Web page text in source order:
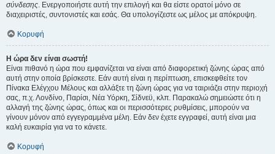
σύνδεσης. Ενεργοποιήστε αυτή την επιλογή και θα είστε ορατοί μόνο σε
διαχειριστές, συντονιστές και εσάς. Θα υπολογίζεστε ως μέλος με απόκρυψη.
Κορυφή
Η ώρα δεν είναι σωστή!
Είναι πιθανό η ώρα που εμφανίζεται να είναι από διαφορετική ζώνης ώρας από
αυτή στην οποία βρίσκεστε. Εάν αυτή είναι η περίπτωση, επισκεφθείτε τον
Πίνακα Ελέγχου Μέλους και αλλάξτε τη ζώνη ώρας για να ταιριάζει στην περιοχή
σας, π.χ. Λονδίνο, Παρίσι, Νέα Υόρκη, Σίδνεϋ, κλπ. Παρακαλώ σημειώστε ότι η
αλλαγή της ζώνης ώρας, όπως και οι περισσότερες ρυθμίσεις, μπορούν να
γίνουν μόνον από εγγεγραμμένα μέλη. Εάν δεν έχετε εγγραφεί, αυτή είναι μια
καλή ευκαιρία για να το κάνετε.
Κορυφή